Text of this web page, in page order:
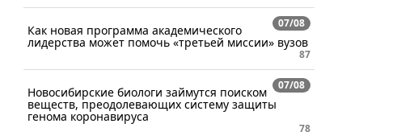
07/08
Как новая программа академического
лидерства может помочь «третьей миссии» вузов
87
07/08
Новосибирские биологи займутся поиском
веществ, преодолевающих систему защиты
генома коронавируса
78